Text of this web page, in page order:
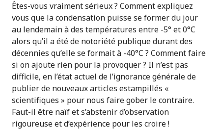
Êtes-vous vraiment sérieux ? Comment expliquez
vous que la condensation puisse se former du jour
au lendemain à des températures entre -5° et 0°C
alors qu’il a été de notoriété publique durant des
décennies qu’elle se formait à -40°C ? Comment faire
si on ajoute rien pour la provoquer ? Il n’est pas
difficile, en l’état actuel de l’ignorance générale de
publier de nouveaux articles estampillés «
scientifiques » pour nous faire gober le contraire.
Faut-il être naïf et s’abstenir d’observation
rigoureuse et d’expérience pour les croire !